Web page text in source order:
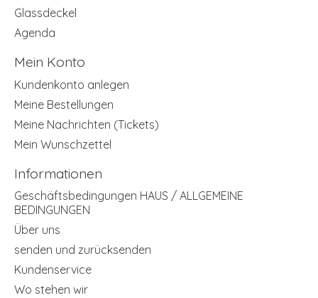
Glassdeckel
Agenda
Mein Konto
Kundenkonto anlegen
Meine Bestellungen
Meine Nachrichten (Tickets)
Mein Wunschzettel
Informationen
Geschäftsbedingungen HAUS / ALLGEMEINE
BEDINGUNGEN
Über uns
senden und zurücksenden
Kundenservice
Wo stehen wir